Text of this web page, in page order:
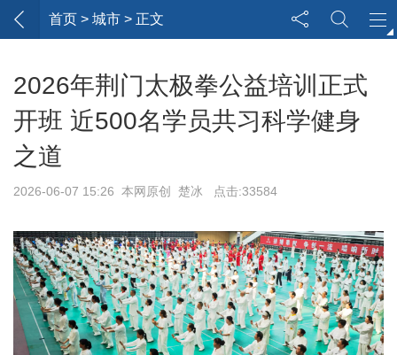
首页 > 城市 > 正文
2026年荆门太极拳公益培训正式
开班 近500名学员共习科学健身
之道
2026-06-07 15:26 本网原创 楚冰 点击:33584